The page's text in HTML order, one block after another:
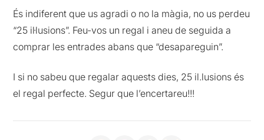
És indiferent que us agradi o no la màgia, no us perdeu
“25 il·lusions”. Feu-vos un regal i aneu de seguida a
comprar les entrades abans que “desapareguin”.
I si no sabeu que regalar aquests dies, 25 il.lusions és
el regal perfecte. Segur que l’encertareu!!!